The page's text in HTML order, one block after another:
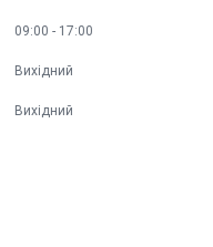
09:00 17:00
Вихідний
Вихідний